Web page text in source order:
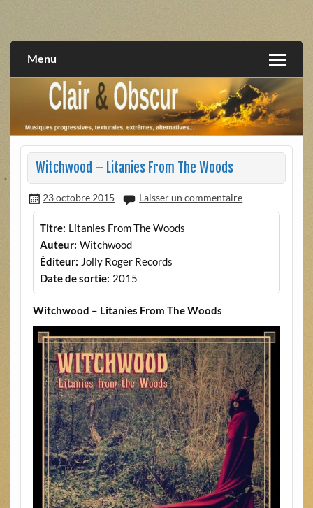
extrêmes, alternatives, texturales
Menu
Witchwood – Litanies From The Woods
23 octobre 2015 Laisser un commentaire
Titre: Litanies From The Woods
Auteur: Witchwood
Éditeur: Jolly Roger Records
Date de sortie: 2015
Witchwood – Litanies From The Woods